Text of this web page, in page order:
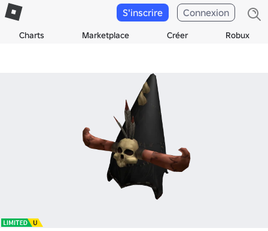
Charts Marketplace Créer Robux
S'inscrire Connexion